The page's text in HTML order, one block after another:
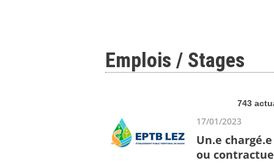
Emplois / Stages
743
17/01/2023
Un.e
ou